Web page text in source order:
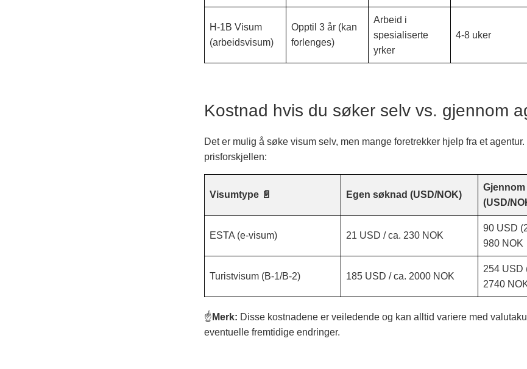
H-1B Visum
(arbeidsvisum)
Opptil 3 år (kan
forlenges)
Arbeid i
spesialiserte
yrker
4-8 uker
Kostnad hvis du søker selv vs. gjennom
Det er mulig å søke visum selv, men mange foretrekker hjelp fra et agentur.
prisforskjellen:
Visumtype 📄 Egen søknad (USD/NOK)
(USD/
ESTA (e-visum) 21 USD / ca. 230 NOK
90 USD
980 NOK
Turistvisum (B-1/B-2) 185 USD / ca. 2000 NOK
254 USD
2740
☝️ Merk: Disse kostnadene er veiledende og kan alltid variere med
eventuelle fremtidige endringer.